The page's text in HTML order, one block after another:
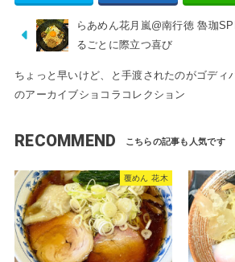
らあめん花月嵐@南行徳 魯珈
るごとに際立つ喜び
ちょっと早いけど、と手渡されたのがゴディ
のアーカイブショコラコレクション
RECOMMEND
覆めん 花木